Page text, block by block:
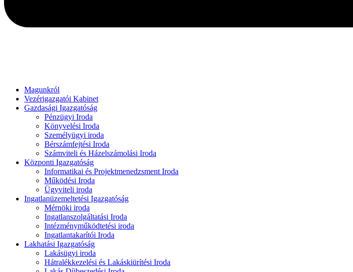
Magunkról
Vezérigazgatói Kabinet
Gazdasági Igazgatóság
Pénzügyi Iroda
Könyvelési Iroda
Személyügyi iroda
Bérszámfejtési Iroda
Számviteli és Házelszámolási Iroda
Központi Igazgatóság
Informatikai és Projektmenedzsment Iroda
Működési Iroda
Ügyviteli iroda
Ingatlanüzemeltetési Igazgatóság
Mérnöki iroda
Ingatlanszolgáltatási Iroda
Intézményműködtetési iroda
Ingatlantakarítói Iroda
Lakhatási Igazgatóság
Lakásügyi iroda
Hátralékkezelési és Lakáskiürítési Iroda